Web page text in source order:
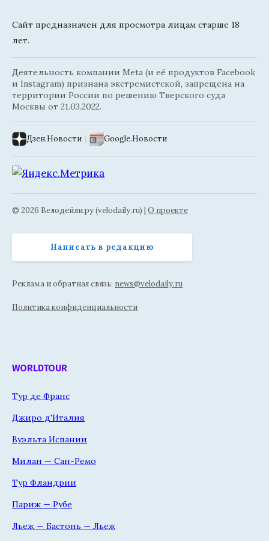
Сайт предназначен для просмотра лицам старше 18
лет.
Деятельность компании Meta (и её продуктов Facebook
и Instagram) признана экстремистской, запрещена на
территории России по решению Тверского суда
Москвы от 21.03.2022.
Дзен.Новости | Google.Новости
© 2026 Велодейли.ру (velodaily.ru) | О проекте
Написать в редакцию
Реклама и обратная связь: news@velodaily.ru
Политика конфиденциальности
WORLDTOUR
Тур де Франс
Джиро д'Италия
Вуэльта Испании
Милан — Сан-Ремо
Тур Фландрии
Париж — Рубе
Льеж — Бастонь — Льеж